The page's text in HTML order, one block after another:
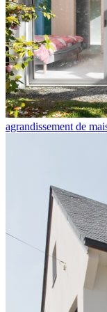
agrandissement de